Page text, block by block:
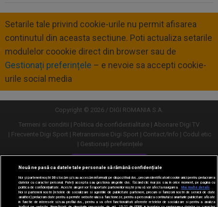
Setarile tale privind cookie-urile nu permit afisarea
continutul din aceasta sectiune. Poti actualiza setarile
modulelor coookie direct din browser sau de
Gestionați preferințele – e nevoie sa accepti cookie-
urile social media
Copyright © 2026 / DIGI ROMANIA S.A.
Termeni si conditii
Politica de confidentialitate
Abonare Digi TV
Frecvente Digi Sport
Retransmisie Digi Sport Contact/Info
Codul etic
Gestionați preferințele
Versiune desktop
Nouă ne pasă ca datele tale personale să rămână confidențiale
Noi și partenerii noștri30stocăm și/sau accesăm informații pe dispozitivul dvs., precum identificatorii cookie unici pentru prelucrarea
datelor cu caracter personal. Puteți accepta sau gestiona alegerile dvs. făcând clic mai jos sau în orice moment, pe pagina cu
politica de confidențialitate. Aceste alegeri vor fi raportate partenerilor noștri și nu vă vor afecta navigarea.
Mai multe detalii
Noi si partenerii nostri (retelele de socializare si agentiile de publicitate partenere, precum si furnizorii nostri de servicii de date
analitice) prelucram date pentru a permite website-ului sa functioneze, pentru a personaliza continutul si anunturile publicitare afisate
in functie de interesele si/sau profilul dvs., pentru a va oferi functionalitati aferente retelelor de socializare si pentru a analiza